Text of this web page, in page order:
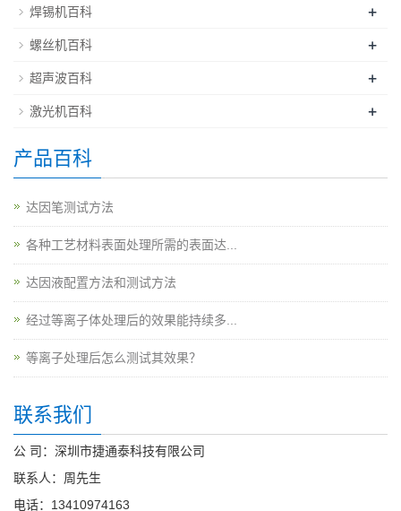
焊锡机百科 +
螺丝机百科 +
超声波百科 +
激光机百科 +
产品百科
达因笔测试方法
各种工艺材料表面处理所需的表面达...
达因液配置方法和测试方法
经过等离子体处理后的效果能持续多...
等离子处理后怎么测试其效果？
联系我们
公 司：深圳市捷通泰科技有限公司
联系人：周先生
电话：13410974163